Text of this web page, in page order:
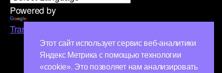
Powered by
Translate
Этот сайт использует сервис веб-аналитики
Яндекс Метрика с помощью технологии
«cookie». Это позволяет нам анализировать